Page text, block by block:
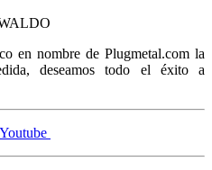
en nombre de Plugmetal.com la
deseamos todo el éxito a
Youtube